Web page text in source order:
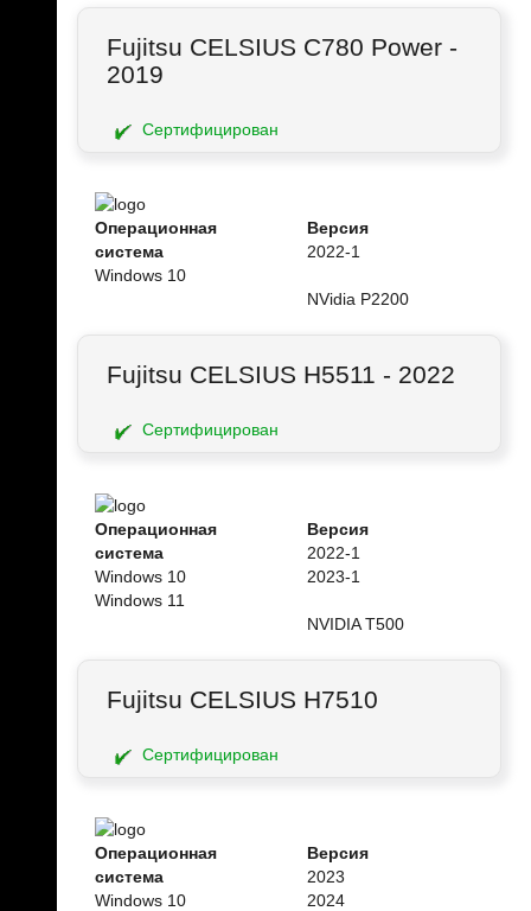
Fujitsu CELSIUS C780 Power -
2019
Сертифицирован
Операционная
система
Windows 10
Версия
2022-1
NVidia P2200
Fujitsu CELSIUS H5511 - 2022
Сертифицирован
Операционная
система
Windows 10
Windows 11
Версия
2022-1
2023-1
NVIDIA T500
Fujitsu CELSIUS H7510
Сертифицирован
Операционная
система
Windows 10
Версия
2023
2024